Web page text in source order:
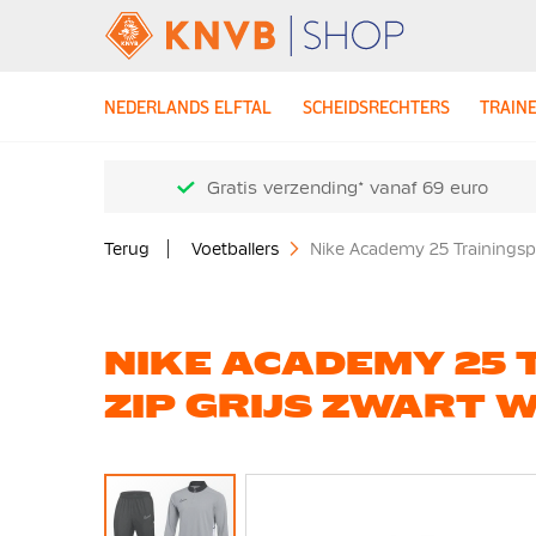
NEDERLANDS ELFTAL SCHEIDSRECHTERS
Gratis verzending* vanaf 69 euro
Terug Voetballers Nike Academy 25
NIKE ACADEMY 25
ZIP GRIJS ZWART
Ga
naar
het